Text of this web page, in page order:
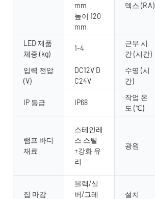
mm
높이 120
mm
덱스 (RA)
LED 제품
체중 (kg)
1-4
근무 시
간 (시간)
입력 전압
(V)
DC12V D
C24V
수명 (시
간)
IP 등급 IP68
작업 온
도 (℃)
램프 바디
재료
스테인레
스 스틸
+강화 유
리
광원
집 마감
블랙/실
버/그레
설치